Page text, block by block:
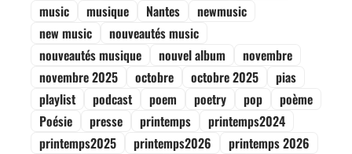
music
musique Nantes
newmusic
new music
nouveautés music
nouveautés musique
nouvel album
novembre
novembre 2025
octobre octobre 2025
pias
playlist
podcast poem poetry pop
poème
Poésie
presse printemps
printemps2024
printemps2025
printemps2026
printemps 2026